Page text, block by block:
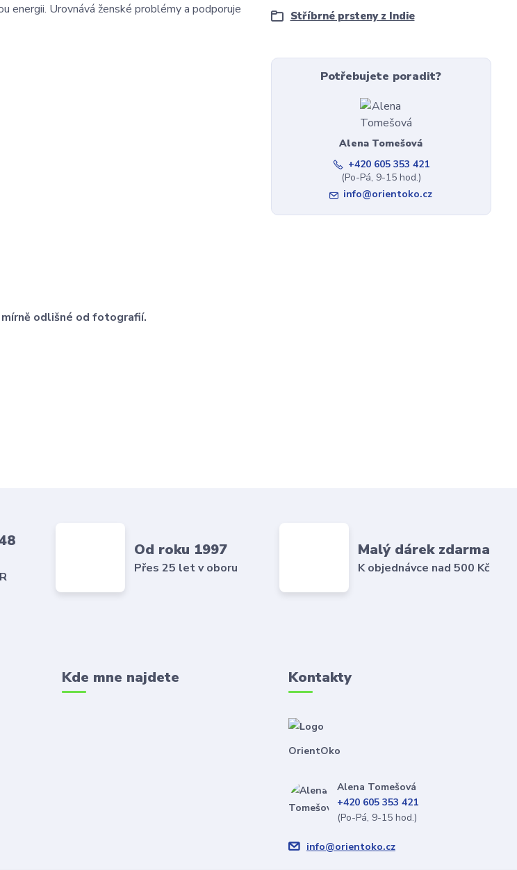
energii. Urovnává ženské problémy a podporuje
odlišné od fotografií.
Stříbrné prsteny z Indie
Potřebujete poradit?
Alena Tomešová
+420 605 353 421
(Po-Pá, 9-15 hod.)
info@orientoko.cz
Od roku 1997
Přes 25 let v oboru
Malý dárek zdarma
K objednávce nad 500 Kč
Kde mne najdete Kontakty
OrientOko
Alena Tomešová
+420 605 353 421
(Po-Pá, 9-15 hod.)
info@orientoko.cz